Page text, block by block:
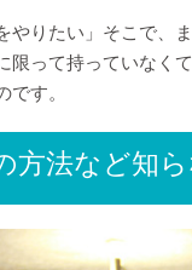
やりたい」そこで
限って持っていなく
す。
方法など知